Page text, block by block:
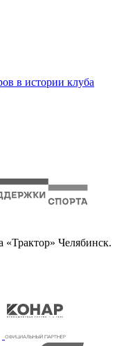
в истории клуба
Челябинск.